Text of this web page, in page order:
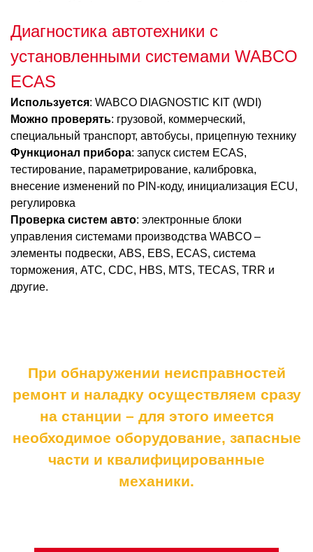
Диагностика автотехники с
установленными системами WABCO
ECAS
Используется: WABCO DIAGNOSTIC KIT (WDI)
Можно проверять: грузовой, коммерческий,
специальный транспорт, автобусы, прицепную технику
Функционал прибора: запуск систем ECAS,
тестирование, параметрирование, калибровка,
внесение изменений по PIN-коду, инициализация ECU,
регулировка
Проверка систем авто: электронные блоки
управления системами производства WABCO –
элементы подвески, ABS, EBS, ECAS, система
торможения, ATC, CDC, HBS, MTS, TECAS, TRR и
другие.
При обнаружении неисправностей
ремонт и наладку осуществляем сразу
на станции – для этого имеется
необходимое оборудование, запасные
части и квалифицированные
механики.